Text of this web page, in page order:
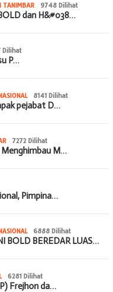
TANIMBAR 9748 Dilihat
dan H&#038…
Dilihat
P…
8141 Dilihat
pejabat D…
7272 Dilihat
Menghimbau M…
Pimpina…
6888 Dilihat
BOLD BEREDAR LUAS…
6281 Dilihat
Frejhon da…